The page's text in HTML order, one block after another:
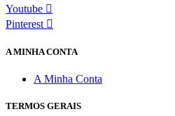
Youtube
Pinterest
A MINHA CONTA
A Minha Conta
TERMOS GERAIS